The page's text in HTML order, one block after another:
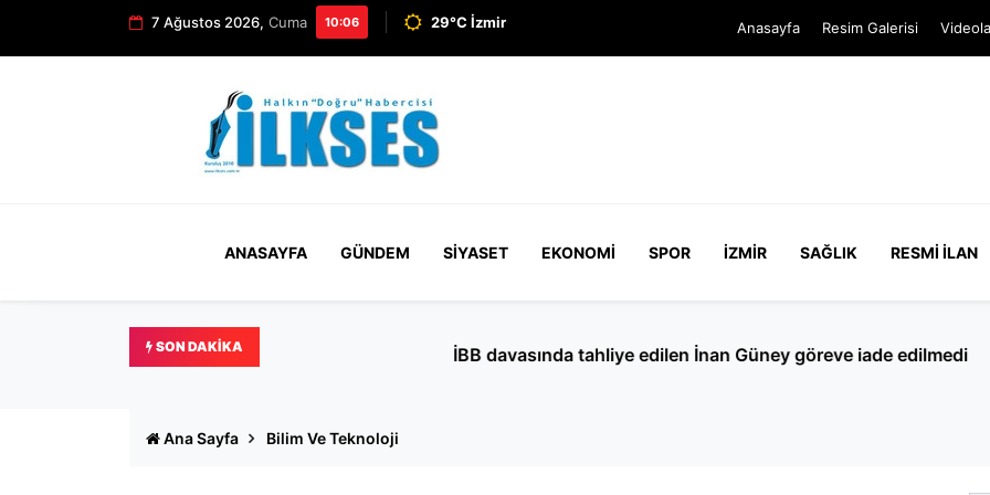
7 Ağustos 2026, Cuma 10:06 29°C İzmir Anasayfa Resim Galerisi
ANASAYFA GÜNDEM SIYASET EKONOMI SPOR İZMIR SAĞLIK RESMI İLAN
SON DAKIKA İBB davasında tahliye edilen İnan Güney göreve iade edilmedi
Ana Sayfa Bilim Ve Teknoloji